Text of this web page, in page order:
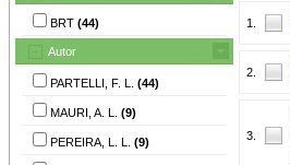
BRT (44)
Autor
PARTELLI, F. L. (44)
MAURI, A. L. (9)
PEREIRA, L. L. (9)
1.
2.
3.